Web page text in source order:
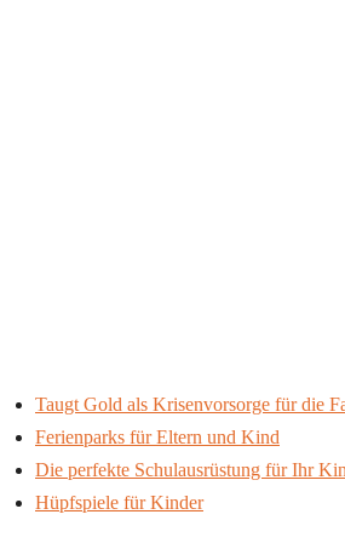
Taugt Gold als Krisenvorsorge für die
Ferienparks für Eltern und Kind
Die perfekte Schulausrüstung für Ihr
Hüpfspiele für Kinder